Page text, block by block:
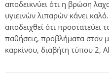
αποδεικνύει ότι η βρώση
υγιεινών λιπαρών κάνει
αποδειχθεί ότι προστατεύει
παθήσεις, προβλήματα στον
καρκίνου, διαβήτη τύπου 2,